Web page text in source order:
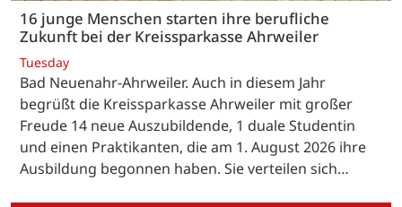
16 junge Menschen starten ihre berufliche
Zukunft bei der Kreissparkasse Ahrweiler
Tuesday
Bad Neuenahr-Ahrweiler. Auch in diesem Jahr
begrüßt die Kreissparkasse Ahrweiler mit großer
Freude 14 neue Auszubildende, 1 duale Studentin
und einen Praktikanten, die am 1. August 2026 ihre
Ausbildung begonnen haben. Sie verteilen sich…